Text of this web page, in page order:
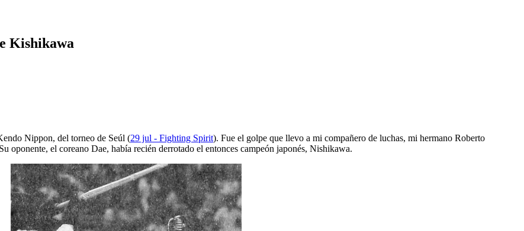
Kishikawa
Nippon, del torneo de Seúl (29 jul - Fighting Spirit). Fue el golpe que llevo a mi compañero de luchas, mi hermano Roberto
el coreano Dae, había recién derrotado el entonces campeón japonés, Nishikawa.